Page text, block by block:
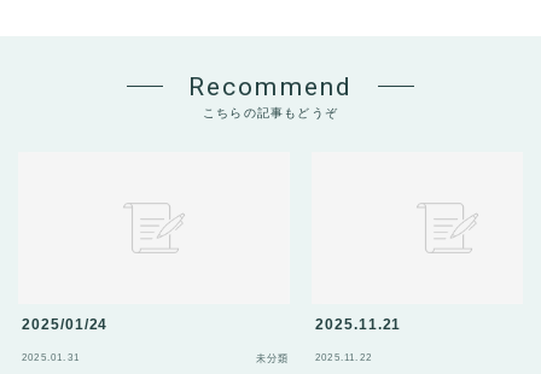
Recommend
こちらの記事もどうぞ
2025/01/24
2025.01.31 未分類
2025.11.21
2025.11.22